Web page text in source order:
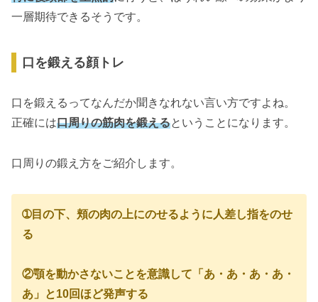
一層期待できるそうです。
口を鍛える顔トレ
口を鍛えるってなんだか聞きなれない言い方ですよね。
正確には口周りの筋肉を鍛えるということになります。
口周りの鍛え方をご紹介します。
➀目の下、頬の肉の上にのせるように人差し指をのせ
る
②顎を動かさないことを意識して「あ・あ・あ・あ・
あ」と10回ほど発声する